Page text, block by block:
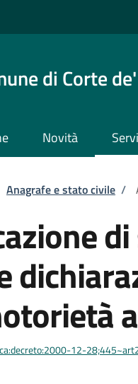
di Corte
Novità
pane
Anagrafe e stato civile /
12-